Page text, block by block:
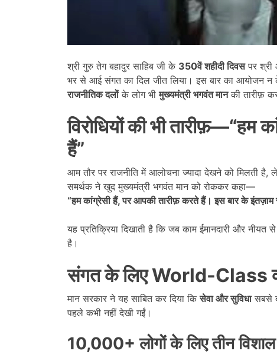
श्री गुरु तेग बहादुर साहिब जी के 350वें शहीदी दिवसपर श्री
भर से आई संगत का दिल जीत लिया। इस बार का आयोजन न
राजनीतिक दलोंके लोग भीमुख्यमंत्री भगवंत मानकी तारीफ़
विरोधियों की भी तारीफ़—“हम
हैं”
आम तौर पर राजनीति में आलोचना ज्यादा देखने को मिलती
समर्थक ने खुद मुख्यमंत्री भगवंत मान को रोककर कहा—
“हम कांग्रेसी हैं,पर आपकी तारीफ़ करते हैं। इस बार के
यह प्रतिक्रिया दिखाती है कि जब काम ईमानदारी और नीयत
है।
संगत के लिएWorld-Class
मान सरकार ने यह साबित कर दिया किसेवा और सुविधासबसे
पहले कभी नहीं देखी गईं।
10,000+लोगों के लिए तीन विशाल